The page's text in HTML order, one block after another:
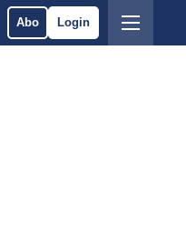
Abo Login